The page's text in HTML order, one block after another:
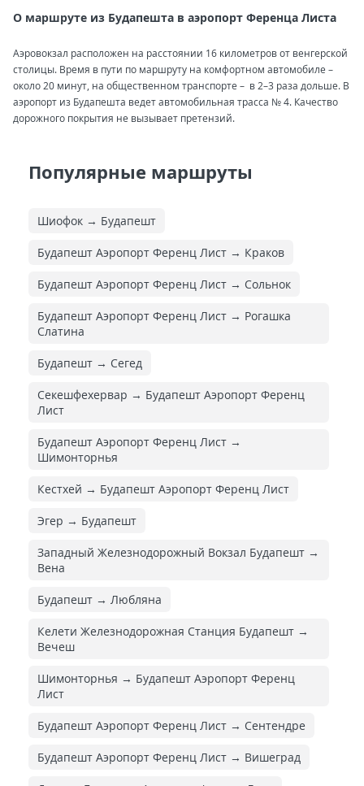
О маршруте из Будапешта в аэропорт Ференца Листа
Аэровокзал расположен на расстоянии 16 километров от венгерской
столицы. Время в пути по маршруту на комфортном автомобиле –
около 20 минут, на общественном транспорте – в 2–3 раза дольше. В
аэропорт из Будапешта ведет автомобильная трасса № 4. Качество
дорожного покрытия не вызывает претензий.
Популярные маршруты
Шиофок → Будапешт
Будапешт Аэропорт Ференц Лист → Краков
Будапешт Аэропорт Ференц Лист → Сольнок
Будапешт Аэропорт Ференц Лист → Рогашка
Слатина
Будапешт → Сегед
Секешфехервар → Будапешт Аэропорт Ференц
Лист
Будапешт Аэропорт Ференц Лист →
Шимонторнья
Кестхей → Будапешт Аэропорт Ференц Лист
Эгер → Будапешт
Западный Железнодорожный Вокзал Будапешт →
Вена
Будапешт → Любляна
Келети Железнодорожная Cтанция Будапешт →
Вечеш
Шимонторнья → Будапешт Аэропорт Ференц
Лист
Будапешт Аэропорт Ференц Лист → Сентендре
Будапешт Аэропорт Ференц Лист → Вишеград